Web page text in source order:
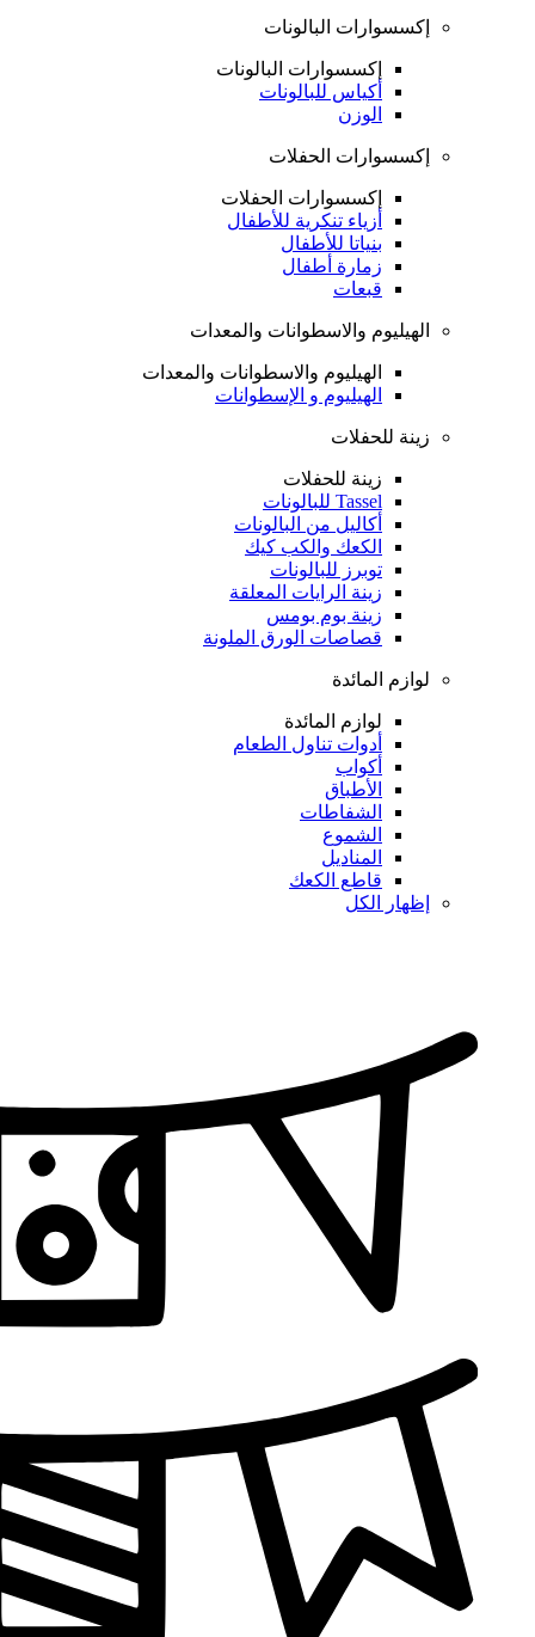
إكسسوارات البالونات
إكسسوارات البالونات
أكياس للبالونات
الوزن
إكسسوارات الحفلات
إكسسوارات الحفلات
أزياء تنكرية للأطفال
بنياتا للأطفال
زمارة أطفال
قبعات
الهيليوم والاسطوانات والمعدات
الهيليوم والاسطوانات والمعدات
الهيليوم و الإسطوانات
زينة للحفلات
زينة للحفلات
Tassel للبالونات
أكاليل من البالونات
الكعك والكب كيك
توبرز للبالونات
زينة الرايات المعلقة
زينة بوم بومس
قصاصات الورق الملونة
لوازم المائدة
لوازم المائدة
أدوات تناول الطعام
أكواب
الأطباق
الشفاطات
الشموع
المناديل
قاطع الكعك
إظهار الكل